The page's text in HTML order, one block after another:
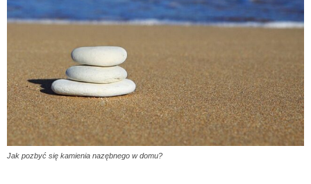
Jak pozbyć się kamienia nazębnego w domu?